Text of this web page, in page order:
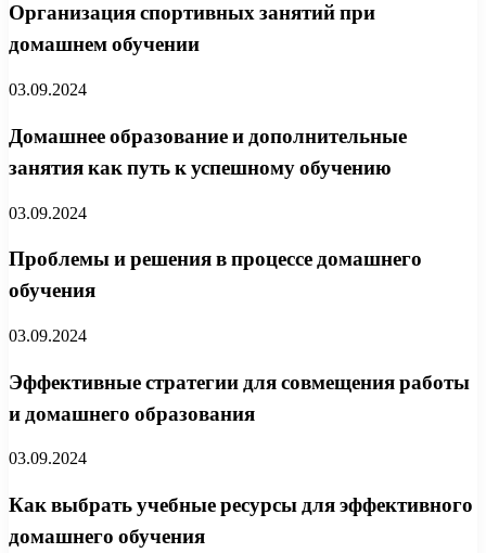
Организация спортивных занятий при
домашнем обучении
03.09.2024
Домашнее образование и дополнительные
занятия как путь к успешному обучению
03.09.2024
Проблемы и решения в процессе домашнего
обучения
03.09.2024
Эффективные стратегии для совмещения работы
и домашнего образования
03.09.2024
Как выбрать учебные ресурсы для эффективного
домашнего обучения